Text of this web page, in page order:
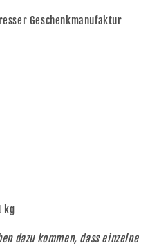
Geschenkmanufaktur
kg
dazu kommen, dass einzelne